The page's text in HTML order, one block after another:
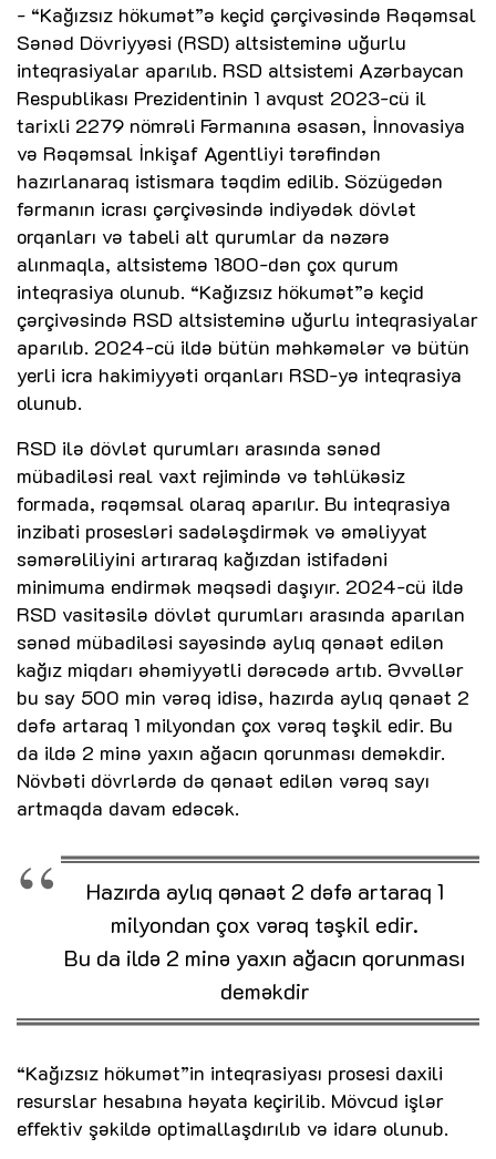
- “Kağızsız hökumət”ə keçid çərçivəsində Rəqəmsal
Sənəd Dövriyyəsi (RSD) altsisteminə uğurlu
inteqrasiyalar aparılıb. RSD altsistemi Azərbaycan
Respublikası Prezidentinin 1 avqust 2023-cü il
tarixli 2279 nömrəli Fərmanına əsasən, İnnovasiya
və Rəqəmsal İnkişaf Agentliyi tərəfindən
hazırlanaraq istismara təqdim edilib. Sözügedən
fərmanın icrası çərçivəsində indiyədək dövlət
orqanları və tabeli alt qurumlar da nəzərə
alınmaqla, altsistemə 1800-dən çox qurum
inteqrasiya olunub. “Kağızsız hökumət”ə keçid
çərçivəsində RSD altsisteminə uğurlu inteqrasiyalar
aparılıb. 2024-cü ildə bütün məhkəmələr və bütün
yerli icra hakimiyyəti orqanları RSD-yə inteqrasiya
olunub.
RSD ilə dövlət qurumları arasında sənəd
mübadiləsi real vaxt rejimində və təhlükəsiz
formada, rəqəmsal olaraq aparılır. Bu inteqrasiya
inzibati prosesləri sadələşdirmək və əməliyyat
səmərəliliyini artıraraq kağızdan istifadəni
minimuma endirmək məqsədi daşıyır. 2024-cü ildə
RSD vasitəsilə dövlət qurumları arasında aparılan
sənəd mübadiləsi sayəsində aylıq qənaət edilən
kağız miqdarı əhəmiyyətli dərəcədə artıb. Əvvəllər
bu say 500 min vərəq idisə, hazırda aylıq qənaət 2
dəfə artaraq 1 milyondan çox vərəq təşkil edir. Bu
da ildə 2 minə yaxın ağacın qorunması deməkdir.
Növbəti dövrlərdə də qənaət edilən vərəq sayı
artmaqda davam edəcək.
Hazırda aylıq qənaət 2 dəfə artaraq 1
milyondan çox vərəq təşkil edir.
Bu da ildə 2 minə yaxın ağacın qorunması
deməkdir
“Kağızsız hökumət”in inteqrasiyası prosesi daxili
resurslar hesabına həyata keçirilib. Mövcud işlər
effektiv şəkildə optimallaşdırılıb və idarə olunub.